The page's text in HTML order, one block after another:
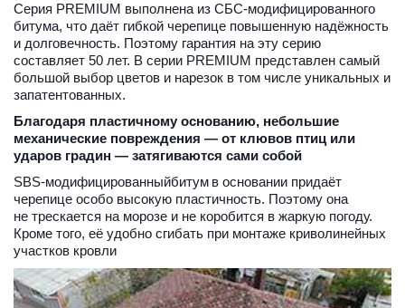
Серия PREMIUM выполнена из СБС-модифицированного
битума, что даёт гибкой черепице повышенную надёжность
и долговечность. Поэтому гарантия на эту серию
составляет 50 лет. В серии PREMIUM представлен самый
большой выбор цветов и нарезок в том числе уникальных и
запатентованных.
Благодаря пластичному основанию, небольшие
механические повреждения — от клювов птиц или
ударов градин — затягиваются сами собой
SBS-модифицированныйбитум в основании придаёт
черепице особо высокую пластичность. Поэтому она
не трескается на морозе и не коробится в жаркую погоду.
Кроме того, её удобно сгибать при монтаже криволинейных
участков кровли